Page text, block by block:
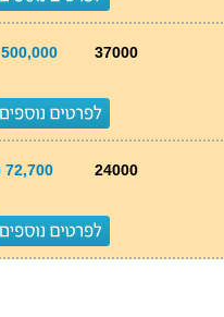
37000
500,000 ₪
24000
72,700 ₪